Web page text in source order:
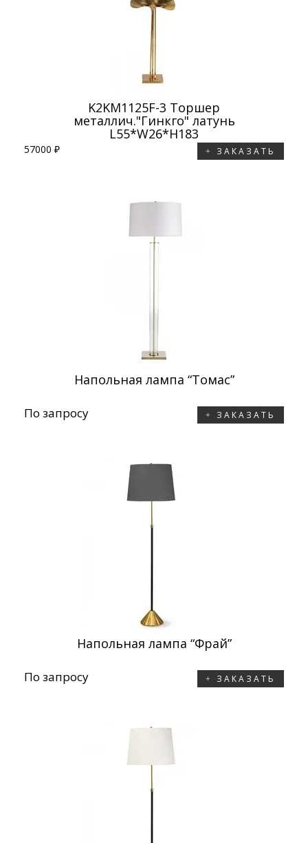
K2KM1125F-3 Торшер
металлич."Гинкго" латунь
L55*W26*H183
57000 ₽ ЗАКАЗАТЬ
Напольная лампа “Томас”
По запросу ЗАКАЗАТЬ
Напольная лампа “Фрай”
По запросу ЗАКАЗАТЬ